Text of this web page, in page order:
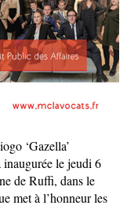
‘Gazella’
le jeudi 6
de Ruffi, dans le
met à l’honneur les